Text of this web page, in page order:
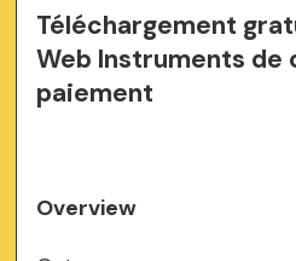
Téléchargement
Web Instruments
paiement
Overview